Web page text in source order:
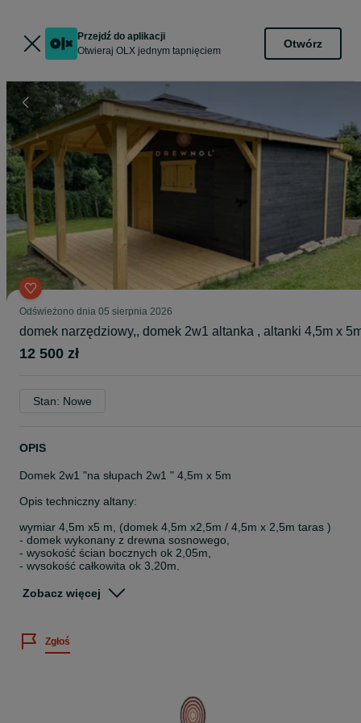
Przejdź do aplikacji
Otwieraj OLX jednym tapnięciem
Otwórz
Odświeżono dnia 05 sierpnia 2026
domek narzędziowy,, domek 2w1 altanka , altanki 4,5m x
12 500 zł
Stan: Nowe
OPIS
Domek 2w1 "na słupach 2w1 " 4,5m x 5m
Opis techniczny altany:
wymiar 4,5m x5 m, (domek 4,5m x2,5m / 4,5m x 2,5m taras )
- domek wykonany z drewna sosnowego,
- wysokość ścian bocznych ok 2,05m,
- wysokość całkowita ok 3,20m,
- ścianki wykonane z kantówki 9x4 + deska boazeryjna 20mm
- kompletny produkt (bez podłogi oraz dostawki z pomieszczeniem
gospodarczym )
Zobacz więcej
Zgłoś